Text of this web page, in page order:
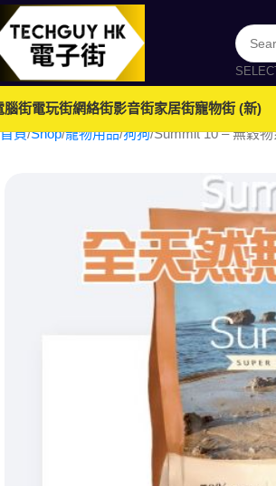
腦街電玩街網絡街影音街家居街寵物街 (新)
首頁 Shop 寵物用品 狗狗 Summit 10 – 無穀